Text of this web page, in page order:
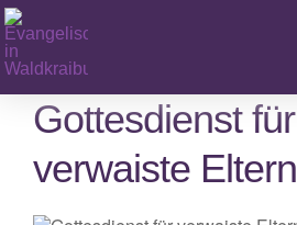
Zum
Inhalt
springen
Gottesdienst für
verwaiste Eltern